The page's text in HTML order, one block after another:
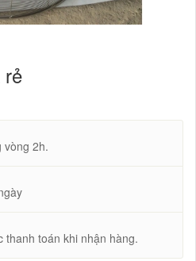
rẻ
vòng 2h.
thanh toán khi nhận hàng.